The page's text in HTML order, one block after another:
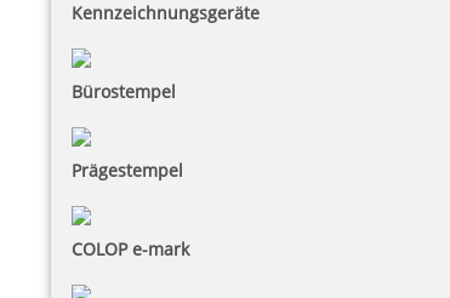
Kennzeichnungsgeräte
Bürostempel
Prägestempel
COLOP e-mark